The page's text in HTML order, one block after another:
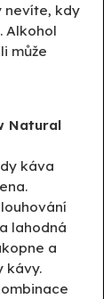
nevíte, kdy
Alkohol
může
Natural
káva
lahodná
a
kávy.